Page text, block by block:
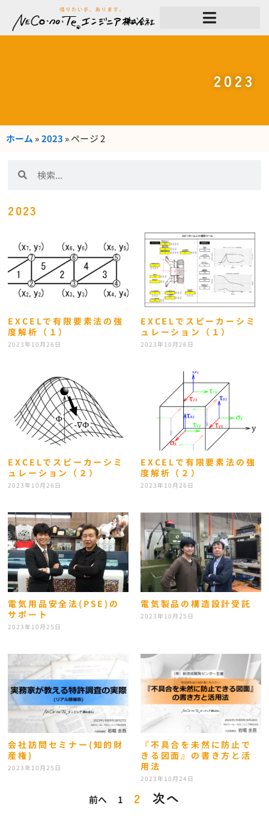
ス
2023
ホーム »2023 »ページ 2
索
2023
EXCELで有限要素法の強
度解析（１）
2023年10月26日
EXCELでスピーカーシミ
ュレーション（１）
2023年10月26日
EXCELでスピーカーシミ
ュレーション（２）
2023年10月26日
EXCELで有限要素法の強
度解析（２）
2023年10月26日
電気用品安全法(PSE)の
サポート
2023年10月25日
電気製品の構造設計受託
2023年10月25日
会社訪問セミナー(知的財
産権)
2023年10月25日
『不具合を未然に防止で
きる図面』の書き方と活
用法
2023年10月24日
前へ
ー
ジ
1
ペ
2 次へ